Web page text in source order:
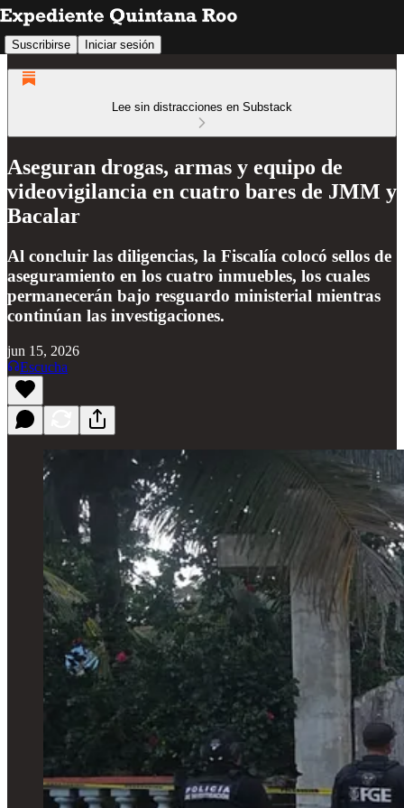
Suscribirse Iniciar sesión
Lee sin distracciones en Substack
Aseguran drogas, armas y equipo de
videovigilancia en cuatro bares de JMM y
Bacalar
Al concluir las diligencias, la Fiscalía colocó sellos de
aseguramiento en los cuatro inmuebles, los cuales
permanecerán bajo resguardo ministerial mientras
continúan las investigaciones.
jun 15, 2026
Escucha